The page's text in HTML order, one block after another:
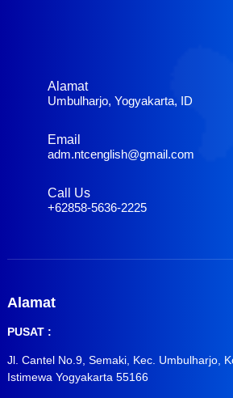
Alamat
Umbulharjo, Yogyakarta, ID
Email
adm.ntcenglish@gmail.com
Call Us
+62858-5636-2225
Alamat
PUSAT :
Jl. Cantel No.9, Semaki, Kec. Umbulharjo,
Istimewa Yogyakarta 55166